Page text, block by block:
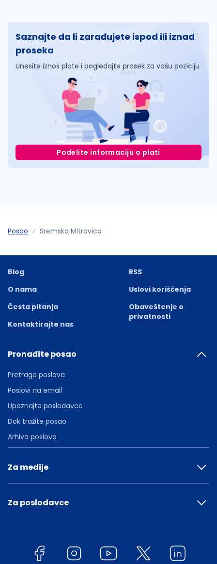
Saznajte da li zarađujete ispod ili iznad
proseka
Unesite iznos plate i pogledajte prosek za vašu poziciju
Podelite informaciju o plati
Posao Sremska Mitrovica
Blog
O nama
Česta pitanja
Kontaktirajte nas
RSS
Uslovi korišćenja
Obaveštenje o
privatnosti
Pronađite posao
Pretraga poslova
Poslovi na email
Upoznajte poslodavce
Dok tražite posao
Arhiva poslova
Za medije
Za poslodavce